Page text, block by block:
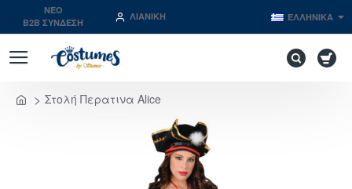
NEO
B2B ΣΥΝΔΕΣΗ
ΛΙΑΝΙΚΉ ΕΛΛΗΝΙΚΆ
Στολή Περατινα Alice